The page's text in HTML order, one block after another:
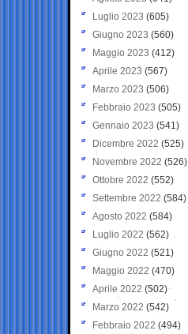
Luglio 2023 (605)
Giugno 2023 (560)
Maggio 2023 (412)
Aprile 2023 (567)
Marzo 2023 (506)
Febbraio 2023 (505)
Gennaio 2023 (541)
Dicembre 2022 (525)
Novembre 2022 (526)
Ottobre 2022 (552)
Settembre 2022 (584)
Agosto 2022 (584)
Luglio 2022 (562)
Giugno 2022 (521)
Maggio 2022 (470)
Aprile 2022 (502)
Marzo 2022 (542)
Febbraio 2022 (494)